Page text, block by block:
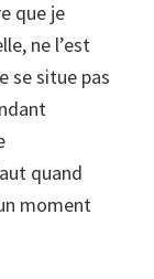
que je
ne l’est
se situe pas
quand
moment